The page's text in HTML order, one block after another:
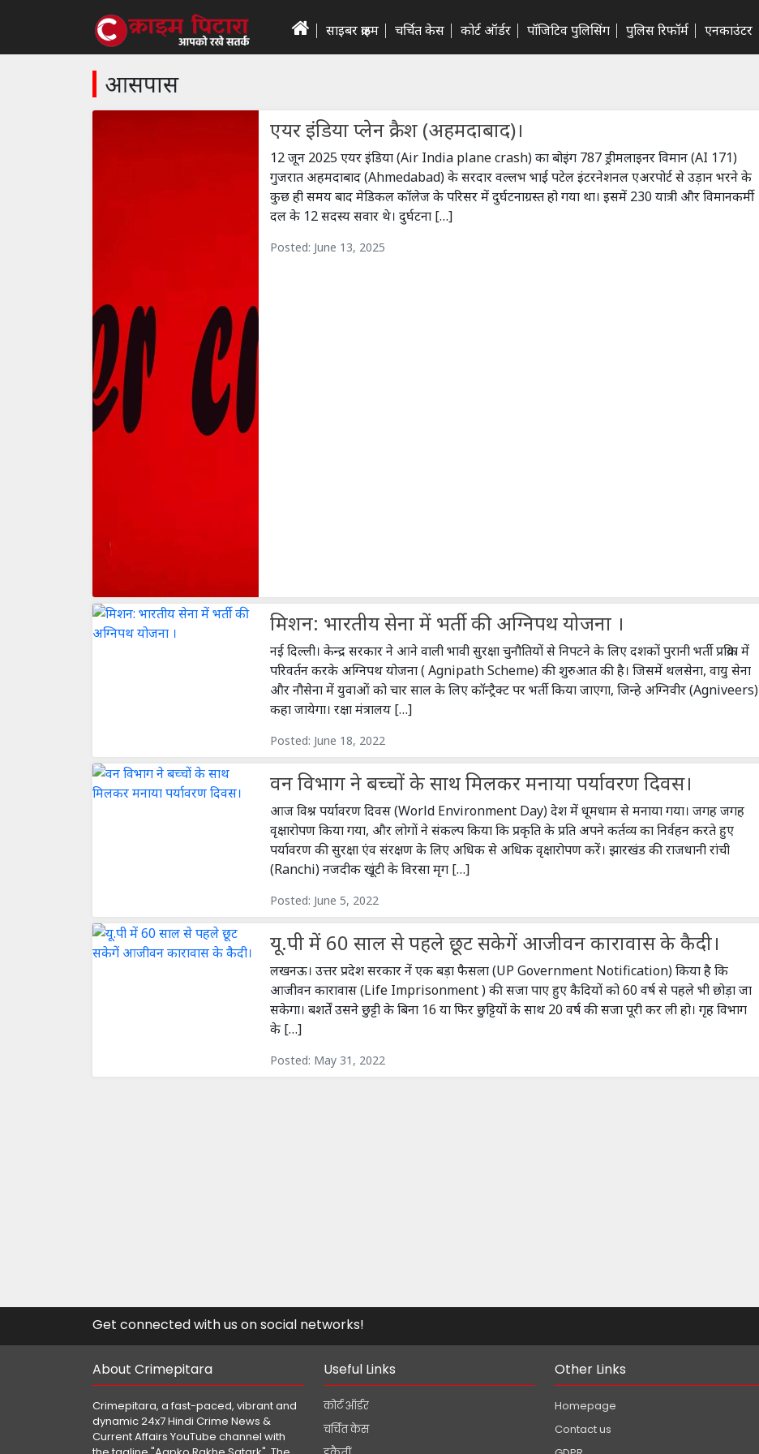
साइबर क्राइम चर्चित केस कोर्ट ऑर्डर पॉजिटिव पुलिसिंग पुलिस रिफॉर्म एनकाउंटर
आसपास
एयर इंडिया प्लेन क्रैश (अहमदाबाद)।
12 जून 2025 एयर इंडिया (Air India plane crash) का बोइंग 787 ड्रीमलाइनर विमान (AI 171)
गुजरात अहमदाबाद (Ahmedabad) के सरदार वल्लभ भाई पटेल इंटरनेशनल एअरपोर्ट से उड़ान भरने के
कुछ ही समय बाद मेडिकल कॉलेज के परिसर में दुर्घटनाग्रस्त हो गया था। इसमें 230 यात्री और विमानकर्मी
दल के 12 सदस्य सवार थे। दुर्घटना […]
Posted: June 13, 2025
मिशन: भारतीय सेना में भर्ती की अग्निपथ योजना ।
नई दिल्ली। केन्द्र सरकार ने आने वाली भावी सुरक्षा चुनौतियों से निपटने के लिए दशकों पुरानी भर्ती प्रक्रिया में
परिवर्तन करके अग्निपथ योजना ( Agnipath Scheme) की शुरुआत की है। जिसमें थलसेना, वायु सेना
और नौसेना में युवाओं को चार साल के लिए कॉन्ट्रैक्ट पर भर्ती किया जाएगा, जिन्हे अग्निवीर (Agniveers)
कहा जायेगा। रक्षा मंत्रालय […]
Posted: June 18, 2022
वन विभाग ने बच्चों के साथ मिलकर मनाया पर्यावरण दिवस।
आज विश्न पर्यावरण दिवस (World Environment Day) देश में धूमधाम से मनाया गया। जगह जगह
वृक्षारोपण किया गया, और लोगों ने संकल्प किया कि प्रकृति के प्रति अपने कर्तव्य का निर्वहन करते हुए
पर्यावरण की सुरक्षा एंव संरक्षण के लिए अधिक से अधिक वृक्षारोपण करें। झारखंड की राजधानी रांची
(Ranchi) नजदीक खूंटी के विरसा मृग […]
Posted: June 5, 2022
यू.पी में 60 साल से पहले छूट सकेगें आजीवन कारावास के कैदी।
लखनऊ। उत्तर प्रदेश सरकार नें एक बड़ा फैसला (UP Government Notification) किया है कि
आजीवन कारावास (Life Imprisonment ) की सजा पाए हुए कैदियों को 60 वर्ष से पहले भी छोड़ा जा
सकेगा। बशर्तें उसने छुट्टी के बिना 16 या फिर छुट्टियों के साथ 20 वर्ष की सजा पूरी कर ली हो। गृह विभाग
के […]
Posted: May 31, 2022
Get connected with us on social networks!
About Crimepitara
Crimepitara, a fast-paced, vibrant and
dynamic 24x7 Hindi Crime News &
Current Affairs YouTube channel with
Useful Links
कोर्ट ऑर्डर
चर्चित केस
Other Links
Homepage
Contact us